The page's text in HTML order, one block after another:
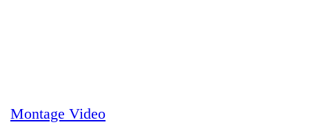
Montage Video